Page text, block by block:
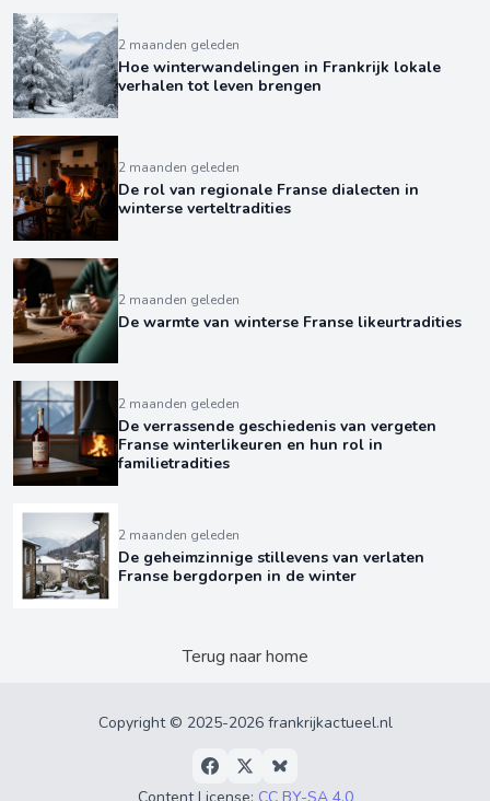
2 maanden geleden
Hoe winterwandelingen in Frankrijk lokale
verhalen tot leven brengen
2 maanden geleden
De rol van regionale Franse dialecten in
winterse verteltradities
2 maanden geleden
De warmte van winterse Franse likeurtradities
2 maanden geleden
De verrassende geschiedenis van vergeten
Franse winterlikeuren en hun rol in
familietradities
2 maanden geleden
De geheimzinnige stillevens van verlaten
Franse bergdorpen in de winter
Terug naar home
Copyright © 2025-2026 frankrijkactueel.nl